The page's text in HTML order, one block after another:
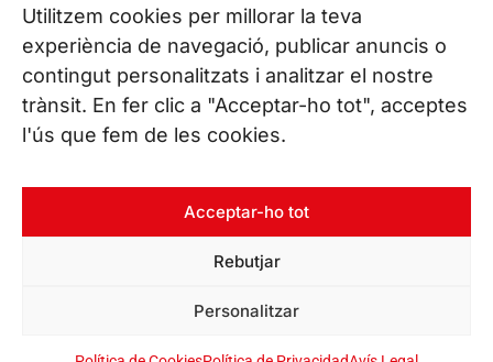
Utilitzem cookies per millorar la teva
experiència de navegació, publicar anuncis o
contingut personalitzats i analitzar el nostre
trànsit. En fer clic a "Acceptar-ho tot", acceptes
l'ús que fem de les cookies.
Acceptar-ho tot
Rebutjar
Personalitzar
Coneix les nostres seus
CONTACTA’NS
Tel. (+34) 937 882 300